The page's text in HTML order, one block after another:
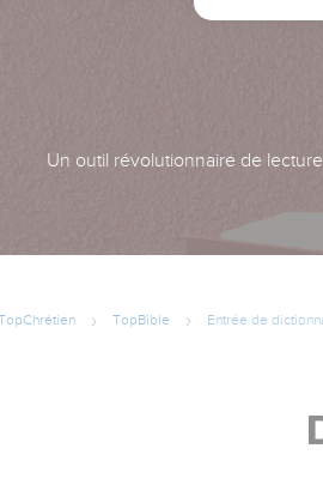
Un outil révolutionnaire de
TopBible Entrée de